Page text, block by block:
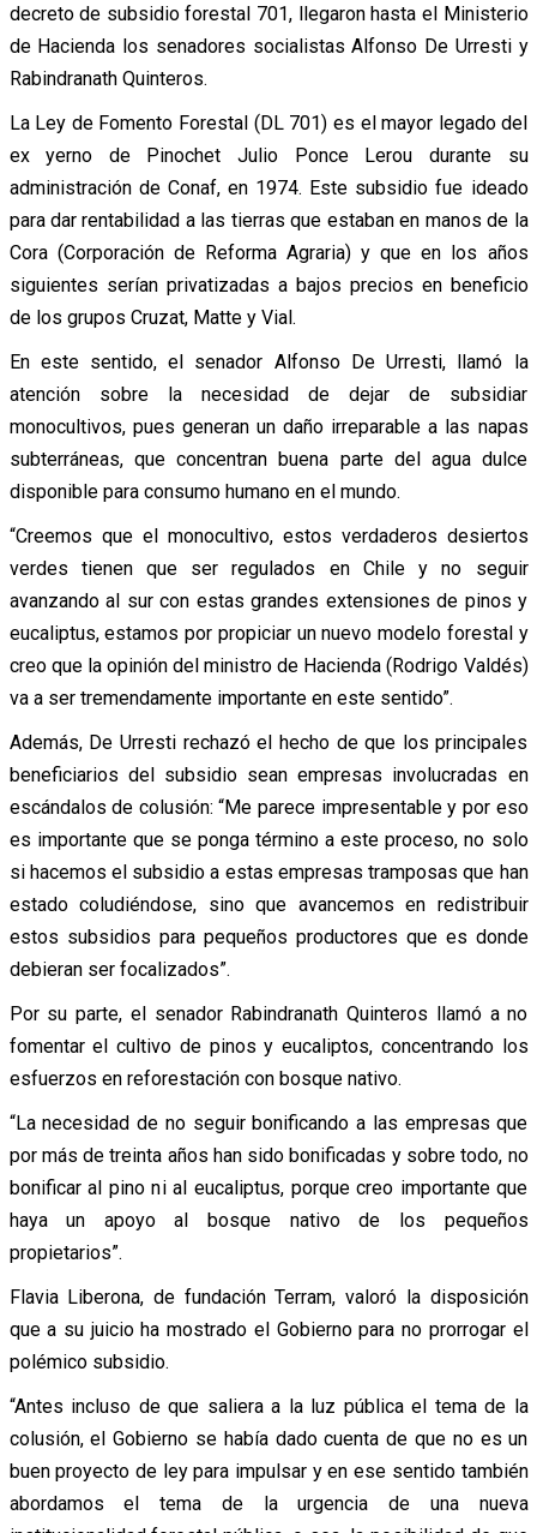
decreto de subsidio forestal 701, llegaron hasta el Ministerio
de Hacienda los senadores socialistas Alfonso De Urresti y
Rabindranath Quinteros.
La Ley de Fomento Forestal (DL 701) es el mayor legado del
ex yerno de Pinochet Julio Ponce Lerou durante su
administración de Conaf, en 1974. Este subsidio fue ideado
para dar rentabilidad a las tierras que estaban en manos de la
Cora (Corporación de Reforma Agraria) y que en los años
siguientes serían privatizadas a bajos precios en beneficio
de los grupos Cruzat, Matte y Vial.
En este sentido, el senador Alfonso De Urresti, llamó la
atención sobre la necesidad de dejar de subsidiar
monocultivos, pues generan un daño irreparable a las napas
subterráneas, que concentran buena parte del agua dulce
disponible para consumo humano en el mundo.
“Creemos que el monocultivo, estos verdaderos desiertos
verdes tienen que ser regulados en Chile y no seguir
avanzando al sur con estas grandes extensiones de pinos y
eucaliptus, estamos por propiciar un nuevo modelo forestal y
creo que la opinión del ministro de Hacienda (Rodrigo Valdés)
va a ser tremendamente importante en este sentido”.
Además, De Urresti rechazó el hecho de que los principales
beneficiarios del subsidio sean empresas involucradas en
escándalos de colusión: “Me parece impresentable y por eso
es importante que se ponga término a este proceso, no solo
si hacemos el subsidio a estas empresas tramposas que han
estado coludiéndose, sino que avancemos en redistribuir
estos subsidios para pequeños productores que es donde
debieran ser focalizados”.
Por su parte, el senador Rabindranath Quinteros llamó a no
fomentar el cultivo de pinos y eucaliptos, concentrando los
esfuerzos en reforestación con bosque nativo.
“La necesidad de no seguir bonificando a las empresas que
por más de treinta años han sido bonificadas y sobre todo, no
bonificar al pino ni al eucaliptus, porque creo importante que
haya un apoyo al bosque nativo de los pequeños
propietarios”.
Flavia Liberona, de fundación Terram, valoró la disposición
que a su juicio ha mostrado el Gobierno para no prorrogar el
polémico subsidio.
“Antes incluso de que saliera a la luz pública el tema de la
colusión, el Gobierno se había dado cuenta de que no es un
buen proyecto de ley para impulsar y en ese sentido también
abordamos el tema de la urgencia de una nueva